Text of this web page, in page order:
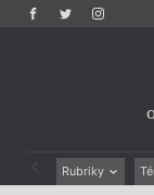
Rubriky